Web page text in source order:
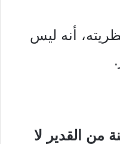
أنه ليس
من القدير لا